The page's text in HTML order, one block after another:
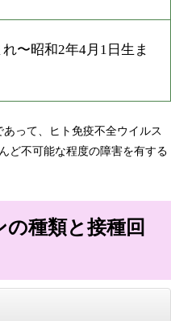
〜昭和2年4月1日生ま
って、ヒト免疫不全ウイルス
ど不可能な程度の障害を有する
種類と接種回